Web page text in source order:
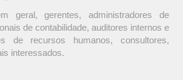
geral, gerentes, administradores de
de contabilidade, auditores internos e
de recursos humanos, consultores,
interessados.